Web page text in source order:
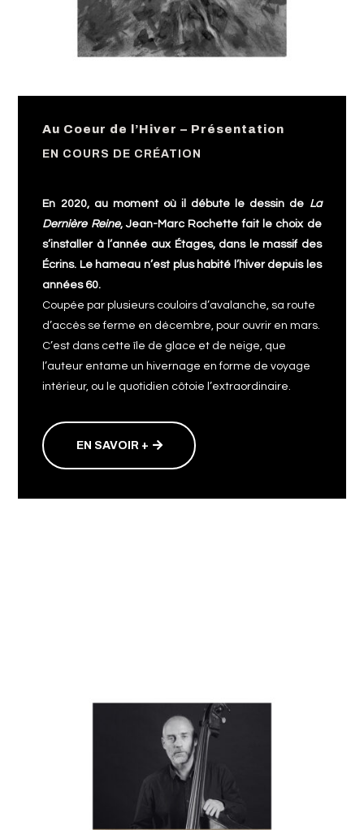
Au Coeur de l’Hiver – Présentation
EN COURS DE CRÉATION
En 2020, au moment où il débute le dessin de La
Dernière Reine, Jean-Marc Rochette fait le choix de
s’installer à l’année aux Étages, dans le massif des
Écrins. Le hameau n’est plus habité l’hiver depuis les
années 60.
Coupée par plusieurs couloirs d’avalanche, sa route
d’accès se ferme en décembre, pour ouvrir en mars.
C’est dans cette île de glace et de neige, que
l’auteur entame un hivernage en forme de voyage
intérieur, ou le quotidien côtoie l’extraordinaire.
EN SAVOIR +